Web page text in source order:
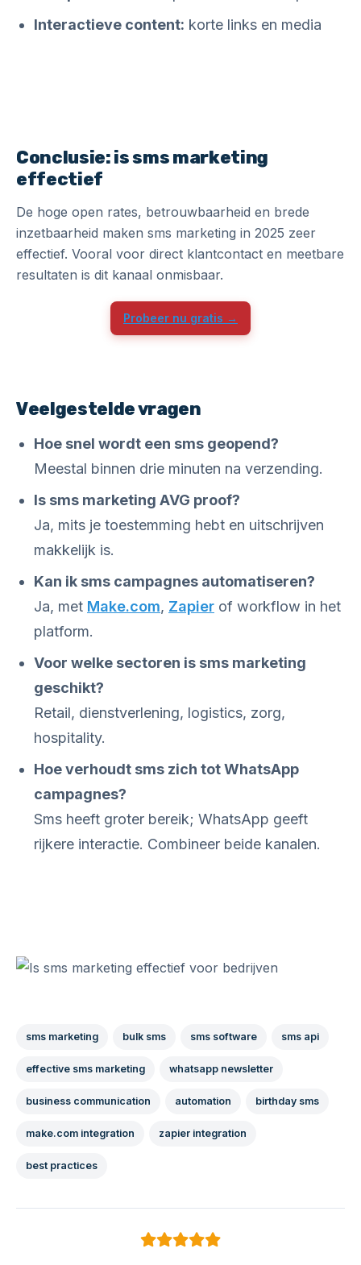
Interactieve content: korte links en media
Conclusie: is sms marketing
effectief
De hoge open rates, betrouwbaarheid en brede
inzetbaarheid maken sms marketing in 2025 zeer
effectief. Vooral voor direct klantcontact en meetbare
resultaten is dit kanaal onmisbaar.
Probeer nu gratis →
Veelgestelde vragen
Hoe snel wordt een sms geopend?
Meestal binnen drie minuten na verzending.
Is sms marketing AVG proof?
Ja, mits je toestemming hebt en uitschrijven
makkelijk is.
Kan ik sms campagnes automatiseren?
Ja, met Make.com, Zapier of workflow in het
platform.
Voor welke sectoren is sms marketing
geschikt?
Retail, dienstverlening, logistics, zorg,
hospitality.
Hoe verhoudt sms zich tot WhatsApp
campagnes?
Sms heeft groter bereik; WhatsApp geeft
rijkere interactie. Combineer beide kanalen.
sms marketing bulk sms sms software sms api
effective sms marketing whatsapp newsletter
business communication automation birthday sms
make.com integration zapier integration
best practices